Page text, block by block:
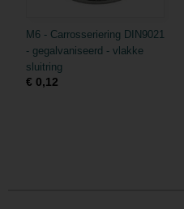
M6 - Carrosseriering DIN9021
- gegalvaniseerd - vlakke
sluitring
€ 0,12